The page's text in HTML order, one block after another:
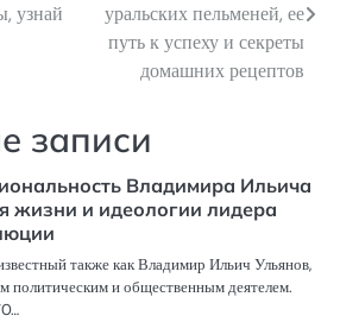
узнай
уральских пельменей, ее
путь к успеху и секреты
домашних рецептов
записи
Владимира Ильича
жизни и идеологии лидера
также как Владимир Ильич Ульянов,
и общественным деятелем.